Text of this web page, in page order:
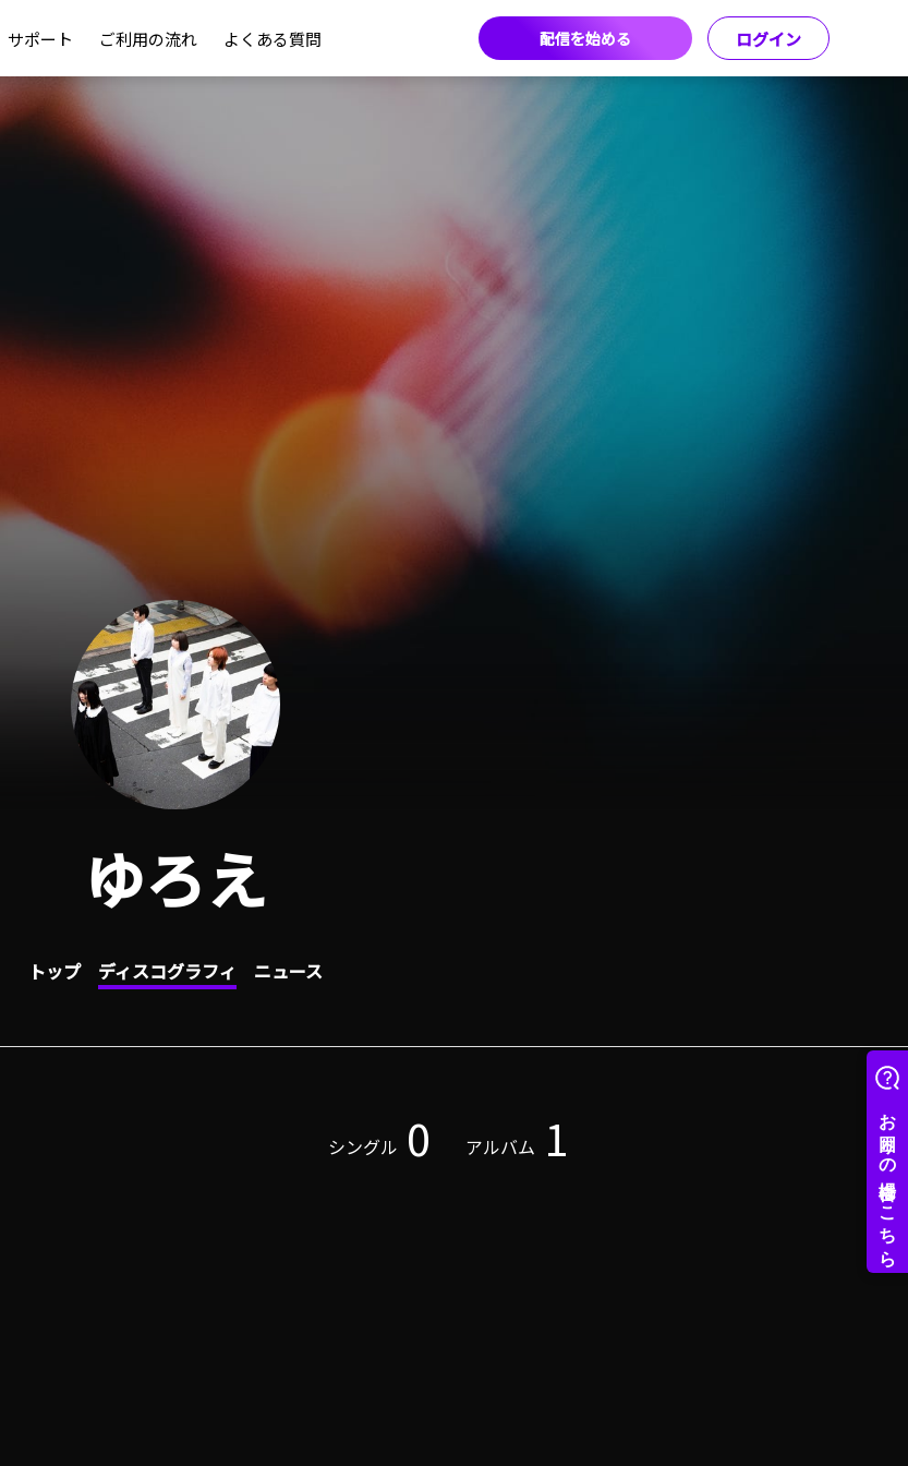
サポート ご利用の流れ よくある質問 配信を始める ログイン
ゆろえ
トップ ディスコグラフィ ニュース
シングル 0 アルバム 1